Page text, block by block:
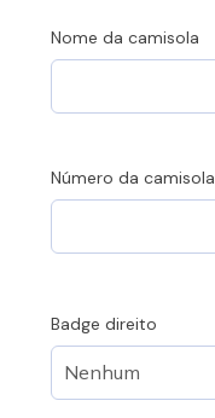
Nome da camisola
Número da camisola
Badge direito